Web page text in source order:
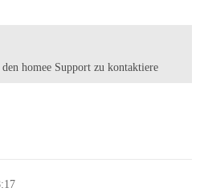
homee Support zu kontaktiere